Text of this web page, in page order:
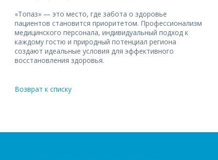
«Топаз» — это место, где забота о здоровье
пациентов становится приоритетом. Профессионализм
медицинского персонала, индивидуальный подход к
каждому гостю и природный потенциал региона
создают идеальные условия для эффективного
восстановления здоровья.
Возврат к списку